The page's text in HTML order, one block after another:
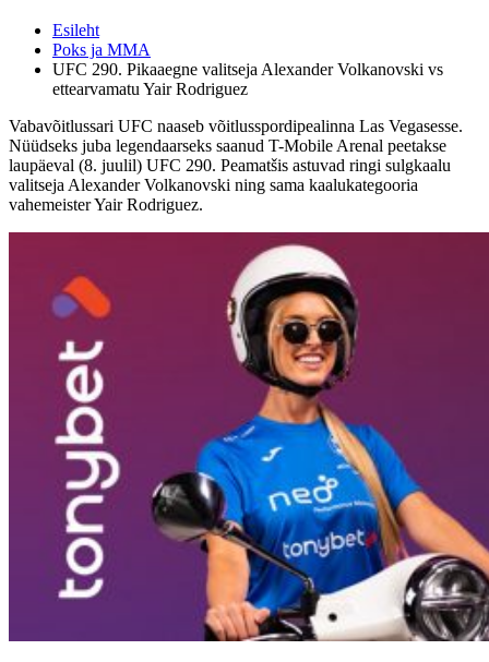
Esileht
Poks ja MMA
UFC 290. Pikaaegne valitseja Alexander Volkanovski vs
ettearvamatu Yair Rodriguez
Vabavõitlussari UFC naaseb võitlusspordipealinna Las Vegasesse.
Nüüdseks juba legendaarseks saanud T-Mobile Arenal peetakse
laupäeval (8. juulil) UFC 290. Peamatšis astuvad ringi sulgkaalu
valitseja Alexander Volkanovski ning sama kaalukategooria
vahemeister Yair Rodriguez.